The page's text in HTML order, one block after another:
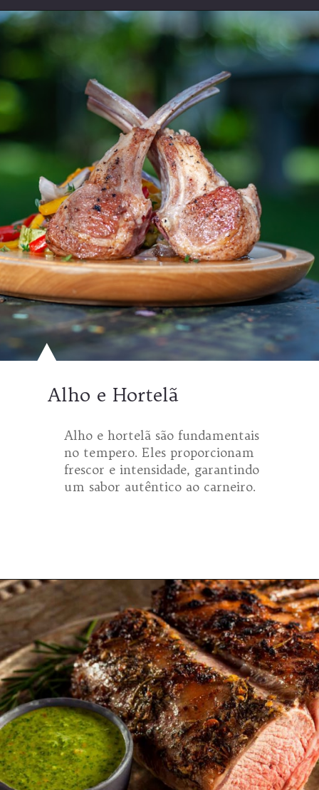
Alho e Hortelã
Alho e hortelã são fundamentais
no tempero. Eles proporcionam
frescor e intensidade, garantindo
um sabor autêntico ao carneiro.